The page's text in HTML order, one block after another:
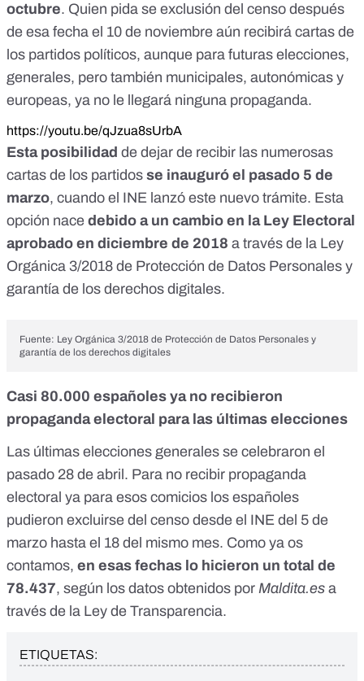
octubre. Quien pida se exclusión del censo después
de esa fecha el 10 de noviembre aún recibirá cartas de
los partidos políticos, aunque para futuras elecciones,
generales, pero también municipales, autonómicas y
europeas, ya no le llegará ninguna propaganda.
https://youtu.be/qJzua8sUrbA
Esta posibilidad de dejar de recibir las numerosas
cartas de los partidos se inauguró el pasado 5 de
marzo, cuando el INE lanzó este nuevo trámite. Esta
opción nace debido a un cambio en la Ley Electoral
aprobado en diciembre de 2018 a través de la Ley
Orgánica 3/2018 de Protección de Datos Personales y
garantía de los derechos digitales.
Fuente: Ley Orgánica 3/2018 de Protección de Datos Personales y
garantía de los derechos digitales
Casi 80.000 españoles ya no recibieron
propaganda electoral para las últimas elecciones
Las últimas elecciones generales se celebraron el
pasado 28 de abril. Para no recibir propaganda
electoral ya para esos comicios los españoles
pudieron excluirse del censo desde el INE del 5 de
marzo hasta el 18 del mismo mes. Como ya os
contamos, en esas fechas lo hicieron un total de
78.437, según los datos obtenidos por Maldita.es a
través de la Ley de Transparencia.
ETIQUETAS: